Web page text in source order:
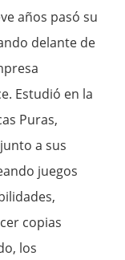
años pasó su
delante de
Estudió en la
Puras,
a sus
juegos
copias
los